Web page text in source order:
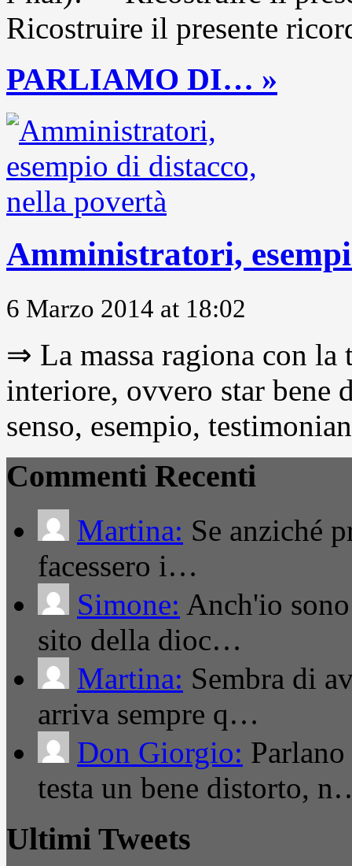
Ricostruire il presente
PARLIAMO DI… »
Amministratori,
6 Marzo 2014 at 18:02
⇒ La massa ragiona con
interiore, ovvero star
senso, esempio,
Commenti Recenti
Martina: Se anziché
facessero i…
Simone: Anch'io
sito della dioc…
Martina: Sembra di
arriva sempre q…
Don Giorgio:
testa un bene distorto,
Ultimi Tweets